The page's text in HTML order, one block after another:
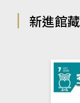
新進館藏